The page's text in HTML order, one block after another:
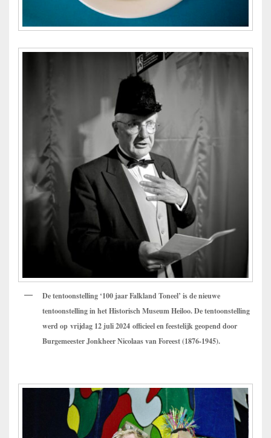
De tentoonstelling ‘100 jaar Falkland Toneel’ is de nieuwe
tentoonstelling in het Historisch Museum Heiloo. De tentoonstelling
werd op vrijdag 12 juli 2024 officieel en feestelijk geopenddoor
Burgemeester Jonkheer Nicolaas van Foreest (1876-1945).